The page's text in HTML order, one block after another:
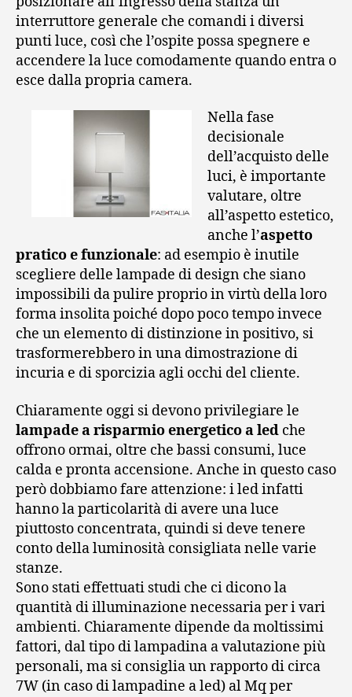
interruttore generale che comandi i diversi
punti luce, così che l’ospite possa spegnere e
accendere la luce comodamente quando entra o
esce dalla propria camera.
Nella fase
decisionale
dell’acquisto delle
luci, è importante
valutare, oltre
all’aspetto estetico,
anche l’aspetto
pratico e funzionale: ad esempio è inutile
scegliere delle lampade di design che siano
impossibili da pulire proprio in virtù della loro
forma insolita poiché dopo poco tempo invece
che un elemento di distinzione in positivo, si
trasformerebbero in una dimostrazione di
incuria e di sporcizia agli occhi del cliente.
Chiaramente oggi si devono privilegiare le
lampade a risparmio energetico a led che
offrono ormai, oltre che bassi consumi, luce
calda e pronta accensione. Anche in questo caso
però dobbiamo fare attenzione: i led infatti
hanno la particolarità di avere una luce
piuttosto concentrata, quindi si deve tenere
conto della luminosità consigliata nelle varie
stanze.
Sono stati effettuati studi che ci dicono la
quantità di illuminazione necessaria per i vari
ambienti. Chiaramente dipende da moltissimi
fattori, dal tipo di lampadina a valutazione più
personali, ma si consiglia un rapporto di circa
7W (in caso di lampadine a led) al Mq per